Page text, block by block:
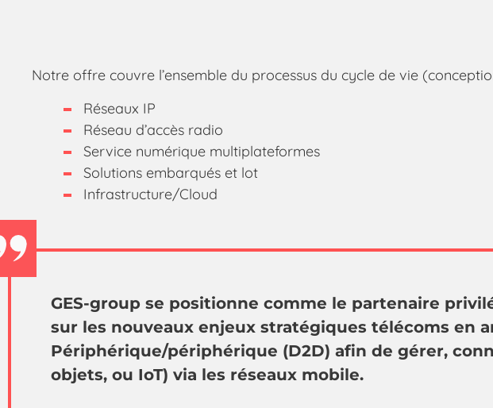
Notre offre couvre l’ensemble du processus du cycle de vie
Réseaux IP
Réseau d’accès radio
Service numérique multiplateformes
Solutions embarqués et lot
Infrastructure/Cloud
GES-group se positionne comme le partenaire
sur les nouveaux enjeux stratégiques télécoms en
Périphérique/périphérique (D2D) afin de gérer,
objets, ou IoT) via les réseaux mobile.